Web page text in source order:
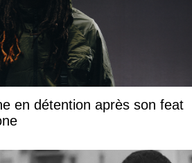
en détention après son feat